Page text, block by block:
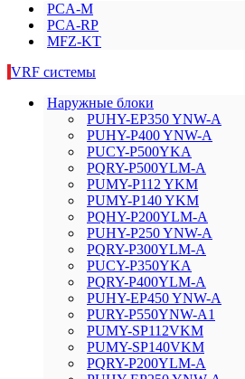
PCA-M
PCA-RP
MFZ-KT
VRF системы
Наружные блоки
PUHY-EP350 YNW-A
PUHY-P400 YNW-A
PUCY-P500YKA
PQRY-P500YLM-A
PUMY-P112 YKM
PUMY-P140 YKM
PQHY-P200YLM-A
PUHY-P250 YNW-A
PQRY-P300YLM-A
PUCY-P350YKA
PQRY-P400YLM-A
PUHY-EP450 YNW-A
PURY-P550YNW-A1
PUMY-SP112VKM
PUMY-SP140VKM
PQRY-P200YLM-A